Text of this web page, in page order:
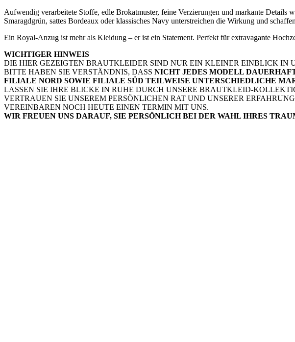
Aufwendig verarbeitete Stoffe, edle Brokatmuster, feine Verzierungen und markante Details
Smaragdgrün, sattes Bordeaux oder klassisches Navy unterstreichen die Wirkung und
Ein Royal-Anzug ist mehr als Kleidung – er ist ein Statement. Perfekt für extravagante
WICHTIGER HINWEIS
DIE HIER GEZEIGTEN BRAUTKLEIDER SIND NUR EIN KLEINER EINBLICK IN
BITTE HABEN SIE VERSTÄNDNIS, DASS NICHT JEDES MODELL
FILIALE NORD SOWIE FILIALE SÜD TEILWEISE UNTERSCHIEDLICHE
LASSEN SIE IHRE BLICKE IN RUHE DURCH UNSERE BRAUTKLEID-
VERTRAUEN SIE UNSEREM PERSÖNLICHEN RAT UND UNSERER
VEREINBAREN NOCH HEUTE EINEN TERMIN MIT UNS.
WIR FREUEN UNS DARAUF, SIE PERSÖNLICH BEI DER WAHL IHRES